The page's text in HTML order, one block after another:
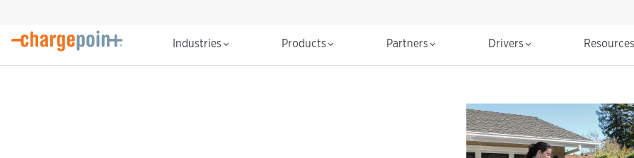
Industries Products Partners Drivers